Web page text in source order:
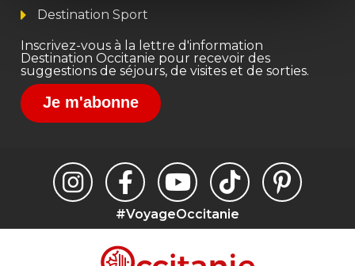
Destination Sport
Inscrivez-vous à la lettre d'information
Destination Occitanie pour recevoir des
suggestions de séjours, de visites et de sorties.
Je m'abonne
#VoyageOccitanie